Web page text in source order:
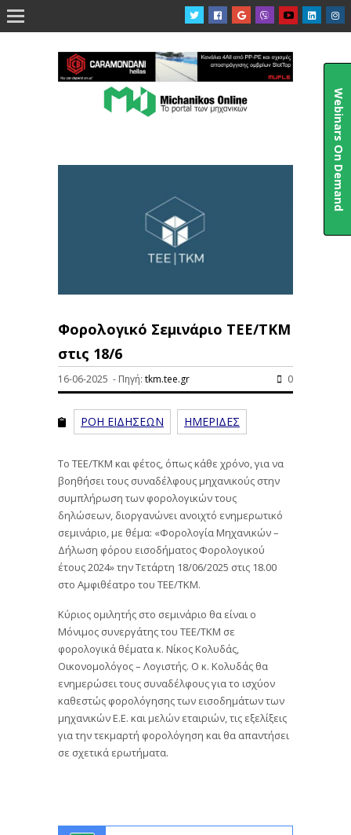

Φορολογικό Σεμινάριο ΤΕΕ/ΤΚΜ
στις 18/6
16-06-2025 - Πηγή: tkm.tee.gr 0
ΡΟΗ ΕΙΔΗΣΕΩΝ ΗΜΕΡΙΔΕΣ
Το ΤΕΕ/ΤΚΜ και φέτος, όπως κάθε χρόνο, για να
βοηθήσει τους συναδέλφους μηχανικούς στην
συμπλήρωση των φορολογικών τους
δηλώσεων, διοργανώνει ανοιχτό ενημερωτικό
σεμινάριο, με θέμα: «Φορολογία Μηχανικών –
Δήλωση φόρου εισοδήματος Φορολογικού
έτους 2024» την Τετάρτη 18/06/2025 στις 18.00
στο Αμφιθέατρο του ΤΕΕ/ΤΚΜ.
Κύριος ομιλητής στο σεμινάριο θα είναι ο
Μόνιμος συνεργάτης του ΤΕΕ/ΤΚΜ σε
φορολογικά θέματα κ. Νίκος Κολυδάς,
Οικονομολόγος – Λογιστής. Ο κ. Κολυδάς θα
ενημερώσει τους συναδέλφους για το ισχύον
καθεστώς φορολόγησης των εισοδημάτων των
μηχανικών Ε.Ε. και μελών εταιριών, τις εξελίξεις
για την τεκμαρτή φορολόγηση και θα απαντήσει
σε σχετικά ερωτήματα.
Webinars On Demand